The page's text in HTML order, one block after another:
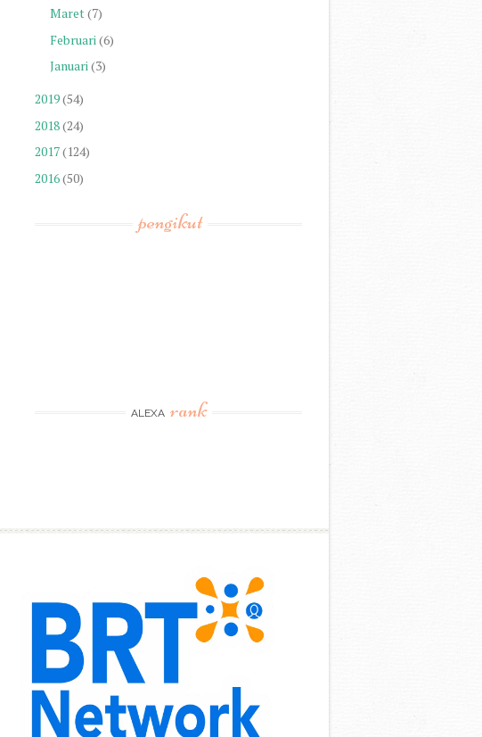
Maret(7)
Februari(6)
Januari(3)
2019(54)
2018(24)
2017(124)
2016(50)
pengikut
ALEXA rank